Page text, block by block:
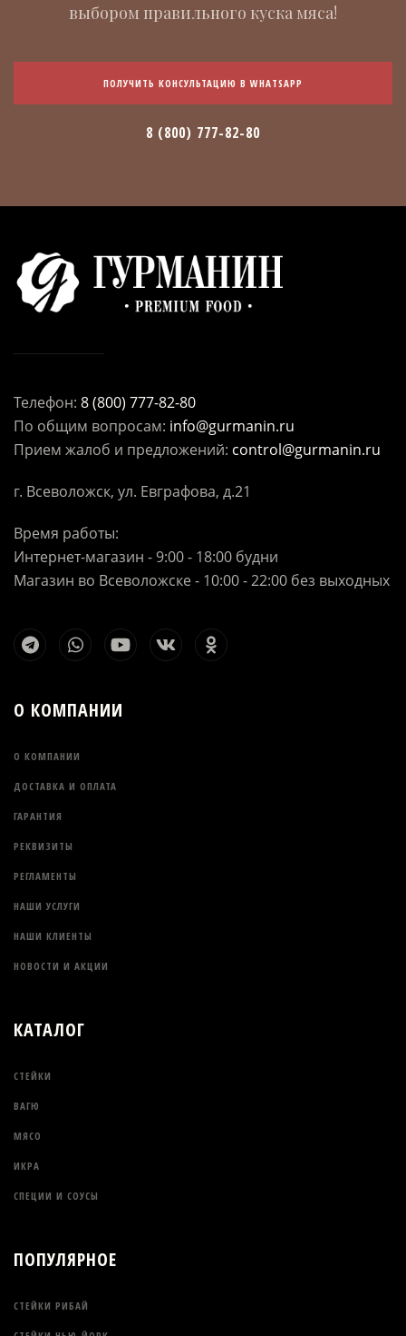
выбором правильного куска мяса!
ПОЛУЧИТЬ КОНСУЛЬТАЦИЮ В WHATSAPP
8 (800) 777-82-80
Телефон: 8 (800) 777-82-80
По общим вопросам: info@gurmanin.ru
Прием жалоб и предложений: control@gurmanin.ru
г. Всеволожск, ул. Евграфова, д.21
Время работы:
Интернет-магазин - 9:00 - 18:00 будни
Магазин во Всеволожске - 10:00 - 22:00 без выходных
О КОМПАНИИ
О КОМПАНИИ
ДОСТАВКА И ОПЛАТА
ГАРАНТИЯ
РЕКВИЗИТЫ
РЕГЛАМЕНТЫ
НАШИ УСЛУГИ
НАШИ КЛИЕНТЫ
НОВОСТИ И АКЦИИ
КАТАЛОГ
СТЕЙКИ
ВАГЮ
МЯСО
ИКРА
СПЕЦИИ И СОУСЫ
ПОПУЛЯРНОЕ
СТЕЙКИ РИБАЙ